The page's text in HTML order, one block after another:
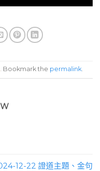
. Bookmark the permalink.
12-22 證道主題、金句